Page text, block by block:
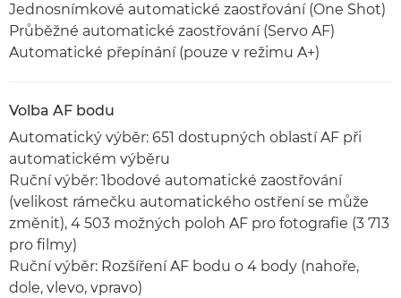
Jednosnímkové automatické zaostřování (One Shot)
Průběžné automatické zaostřování (Servo AF)
Automatické přepínání (pouze v režimu A+)
Volba AF bodu
Automatický výběr: 651 dostupných oblastí AF při
automatickém výběru
Ruční výběr: 1bodové automatické zaostřování
(velikost rámečku automatického ostření se může
změnit), 4 503 možných poloh AF pro fotografie (3 713
pro filmy)
Ruční výběr: Rozšíření AF bodu o 4 body (nahoře,
dole, vlevo, vpravo)